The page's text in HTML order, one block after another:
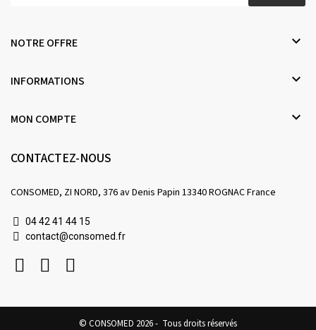
NOTRE OFFRE 
INFORMATIONS 
MON COMPTE 
CONTACTEZ-NOUS
CONSOMED, ZI NORD, 376 av Denis Papin 13340 ROGNAC France
04 42 41 44 15
contact@consomed.fr
© CONSOMED 2026 - Tous droits réservés